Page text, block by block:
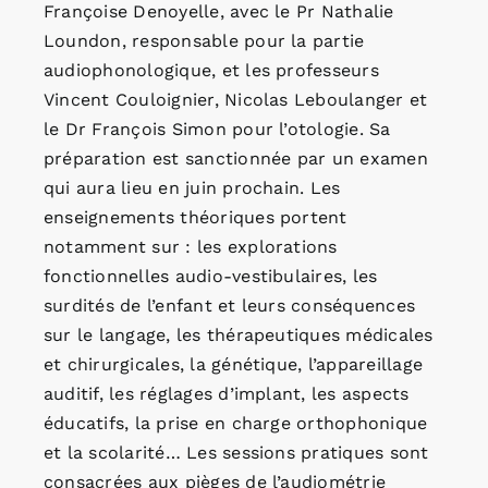
Françoise Denoyelle, avec le Pr Nathalie
Loundon, responsable pour la partie
audiophonologique, et les professeurs
Vincent Couloignier, Nicolas Leboulanger et
le Dr François Simon pour l’otologie. Sa
préparation est sanctionnée par un examen
qui aura lieu en juin prochain. Les
enseignements théoriques portent
notamment sur : les explorations
fonctionnelles audio-vestibulaires, les
surdités de l’enfant et leurs conséquences
sur le langage, les thérapeutiques médicales
et chirurgicales, la génétique, l’appareillage
auditif, les réglages d’implant, les aspects
éducatifs, la prise en charge orthophonique
et la scolarité… Les sessions pratiques sont
consacrées aux pièges de l’audiométrie